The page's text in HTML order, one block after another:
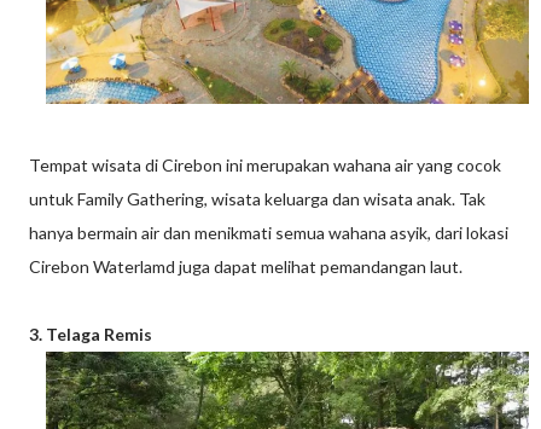
Tempat wisata di Cirebon ini merupakan wahana air yang cocok
untuk Family Gathering, wisata keluarga dan wisata anak. Tak
hanya bermain air dan menikmati semua wahana asyik, dari lokasi
Cirebon Waterlamd juga dapat melihat pemandangan laut.
3. Telaga Remis